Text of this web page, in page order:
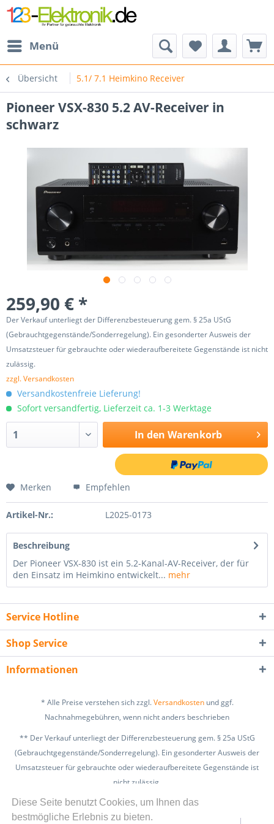
Diese Seite benutzt Cookies, um Ihnen das
bestmögliche Erlebnis zu bieten.
Menü
Übersicht 5.1/ 7.1 Heimkino Receiver
Pioneer VSX-830 5.2 AV-Receiver in
schwarz
259,90 € *
Der Verkauf unterliegt der Differenzbesteuerung gem. § 25a UStG
(Gebrauchtgegenstände/Sonderregelung). Ein gesonderter Ausweis der
Umsatzsteuer für gebrauchte oder wiederaufbereitete Gegenstände ist nicht
zulässig.
zzgl. Versandkosten
Versandkostenfreie Lieferung!
Sofort versandfertig, Lieferzeit ca. 1-3 Werktage
In den Warenkorb
Merken Empfehlen
Artikel-Nr.: L2025-0173
Beschreibung
Der Pioneer VSX-830 ist ein 5.2-Kanal-AV-Receiver, der für
den Einsatz im Heimkino entwickelt... mehr
Service Hotline
Shop Service
Informationen
* Alle Preise verstehen sich zzgl.Versandkostenund ggf.
Nachnahmegebühren, wenn nicht anders beschrieben
** Der Verkauf unterliegt der Differenzbesteuerung gem. § 25a UStG
(Gebrauchtgegenstände/Sonderregelung). Ein gesonderter Ausweis der
Umsatzsteuer für gebrauchte oder wiederaufbereitete Gegenstände ist
nicht zulässig.
zzgl. Versandkosten
Kontakt Widerrufsbelehrung